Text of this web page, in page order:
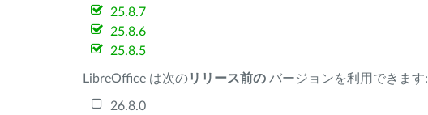
25.8.7
25.8.6
25.8.5
LibreOffice は次のリリース前の バージョンを利用できます:
26.8.0